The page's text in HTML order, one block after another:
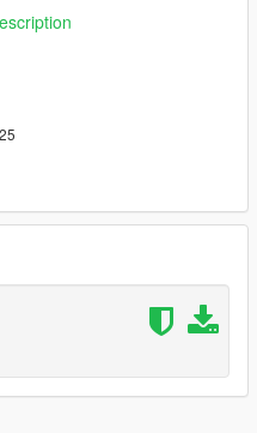
pack-wheels-99963272 ]
wheel